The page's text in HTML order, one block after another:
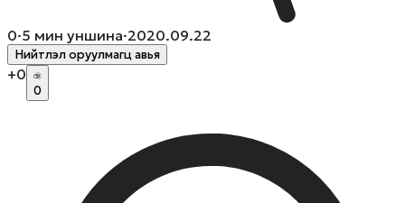
0·5 мин уншина·2020.09.22
Нийтлэл оруулмагц авья
+0
0